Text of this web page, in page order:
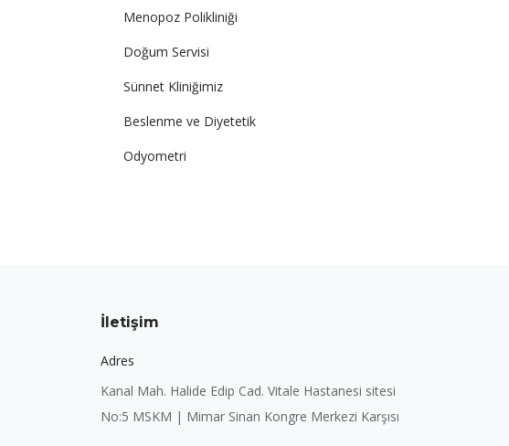
Menopoz Polikliniği
Doğum Servisi
Sünnet Kliniğimiz
Beslenme ve Diyetetik
Odyometri
İletişim
Adres
Kanal Mah. Halide Edip Cad. Vitale Hastanesi sitesi
No:5 MSKM | Mimar Sinan Kongre Merkezi Karşısı